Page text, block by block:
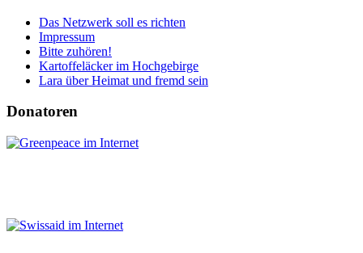
Das Netzwerk soll es richten
Impressum
Bitte zuhören!
Kartoffeläcker im Hochgebirge
Lara über Heimat und fremd sein
Donatoren